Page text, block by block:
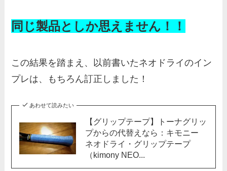
同じ製品としか思えません！！
この結果を踏まえ、以前書いたネオドライのイン
プレは、もちろん訂正しました！
あわせて読みたい
【グリップテープ】トーナグリッ
プからの代替えなら：キモニー
ネオドライ・グリップテープ
（kimony NEO...